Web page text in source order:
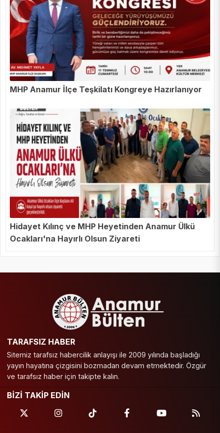
MHP Anamur İlçe Teşkilatı Kongreye Hazırlanıyor
Hidayet Kılınç ve MHP Heyetinden Anamur Ülkü
Ocakları'na Hayırlı Olsun Ziyareti
TARAFSIZ HABER
Sitemiz tarafsız habercilik anlayışı ile 2009 yılında başladığı
yayın hayatına çizgisini bozmadan devam etmektedir. Özgür
ve tarafsız haber için takipte kalın.
BİZİ TAKİP EDİN